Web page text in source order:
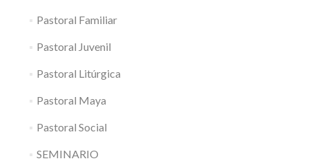
Pastoral Familiar
Pastoral Juvenil
Pastoral Litúrgica
Pastoral Maya
Pastoral Social
SEMINARIO